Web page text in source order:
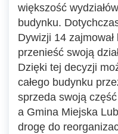
większość
budynku.
Dywizji 14
przenieść swoją
Dzięki tej decyzji
całego budynku
sprzeda swoją
a Gmina Miejska
drogę do